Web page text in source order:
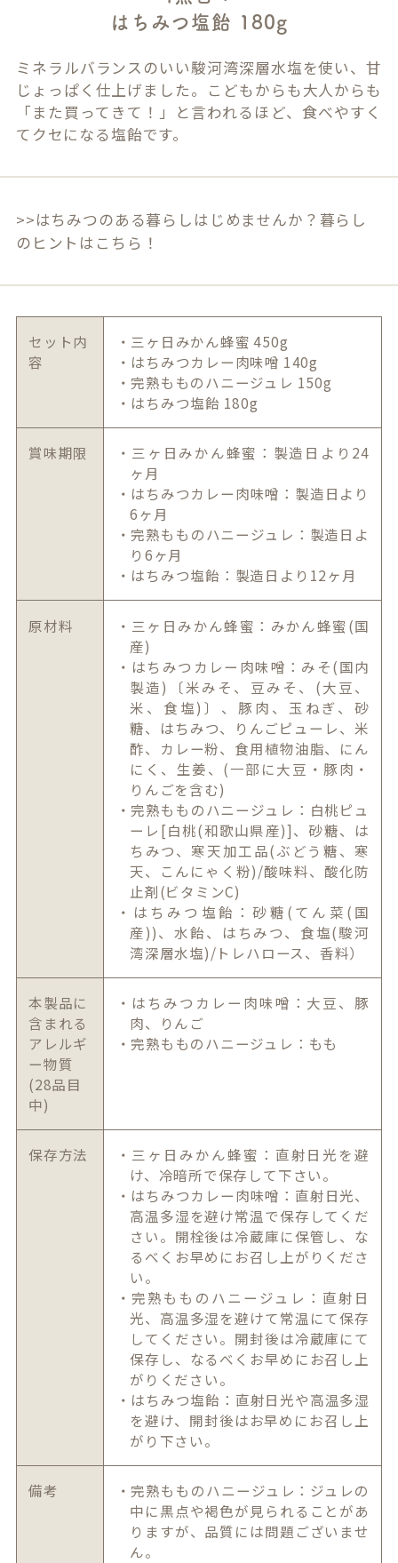
はちみつ塩飴 180g
ミネラルバランスのいい駿河湾深層水塩を使い、甘
じょっぱく仕上げました。こどもからも大人からも
「また買ってきて！」と言われるほど、食べやすく
てクセになる塩飴です。
>>はちみつのある暮らしはじめませんか？暮らし
のヒントはこちら！
セット内
容
・三ヶ日みかん蜂蜜 450g
・はちみつカレー肉味噌 140g
・完熟もものハニージュレ 150g
・はちみつ塩飴 180g
賞味期限
・三ヶ日みかん蜂蜜：製造日より24
ヶ月
・はちみつカレー肉味噌：製造日より
6ヶ月
・完熟もものハニージュレ：製造日よ
り6ヶ月
・はちみつ塩飴：製造日より12ヶ月
原材料
・三ヶ日みかん蜂蜜：みかん蜂蜜(国
産)
・はちみつカレー肉味噌：みそ(国内
製造)〔米みそ、豆みそ、(大豆、
米、食塩)〕、豚肉、玉ねぎ、砂
糖、はちみつ、りんごピューレ、米
酢、カレー粉、食用植物油脂、にん
にく、生姜、(一部に大豆・豚肉・
りんごを含む)
・完熟もものハニージュレ：白桃ピュ
ーレ[白桃(和歌山県産)]、砂糖、は
ちみつ、寒天加工品(ぶどう糖、寒
天、こんにゃく粉)/酸味料、酸化防
止剤(ビタミンC)
・はちみつ塩飴：砂糖(てん菜(国
産))、水飴、はちみつ、食塩(駿河
湾深層水塩)/トレハロース、香料）
本製品に
含まれる
アレルギ
ー物質
(28品目
中)
・はちみつカレー肉味噌：大豆、豚
肉、りんご
・完熟もものハニージュレ：もも
保存方法
・三ヶ日みかん蜂蜜：直射日光を避
け、冷暗所で保存して下さい。
・はちみつカレー肉味噌：直射日光、
高温多湿を避け常温で保存してくだ
さい。開栓後は冷蔵庫に保管し、な
るべくお早めにお召し上がりくださ
い。
・完熟もものハニージュレ：直射日
光、高温多湿を避けて常温にて保存
してください。開封後は冷蔵庫にて
保存し、なるべくお早めにお召し上
がりください。
・はちみつ塩飴：直射日光や高温多湿
を避け、開封後はお早めにお召し上
がり下さい。
備考
・完熟もものハニージュレ：ジュレの
中に黒点や褐色が見られることがあ
りますが、品質には問題ございませ
ん。